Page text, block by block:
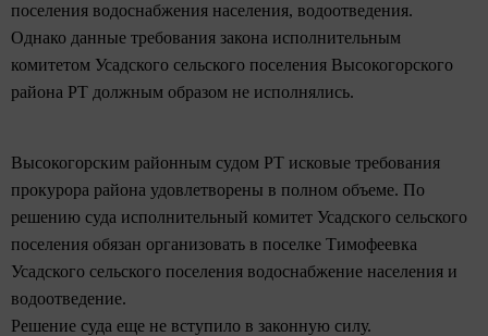
поселения водоснабжения населения, водоотведения.
Однако данные требования закона исполнительным
комитетом Усадского сельского поселения Высокогорского
района РТ должным образом не исполнялись.
Высокогорским районным судом РТ исковые требования
прокурора района удовлетворены в полном объеме. По
решению суда исполнительный комитет Усадского сельского
поселения обязан организовать в поселке Тимофеевка
Усадского сельского поселения водоснабжение населения и
водоотведение.
Решение суда еще не вступило в законную силу.